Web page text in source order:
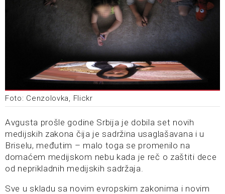
Foto: Cenzolovka, Flickr
Avgusta prošle godine Srbija je dobila set novih
medijskih zakona čija je sadržina usaglašavana i u
Briselu, međutim – malo toga se promenilo na
domaćem medijskom nebu kada je reč o zaštiti dece
od neprikladnih medijskih sadržaja.
Sve u skladu sa novim evropskim zakonima i novim